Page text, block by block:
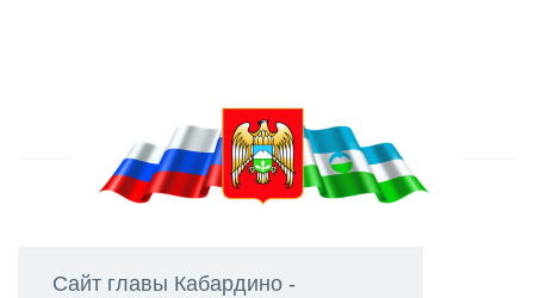
Сайт главы Кабардино -